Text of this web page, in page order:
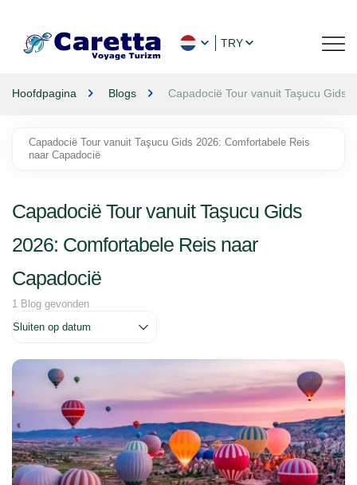
TRY
Hoofdpagina Blogs Capadocië Tour vanuit Taşucu Gids
Capadocië Tour vanuit Taşucu Gids 2026: Comfortabele Reis
naar Capadocië
Capadocië Tour vanuit Taşucu Gids
2026: Comfortabele Reis naar
Capadocië
1 Blog gevonden